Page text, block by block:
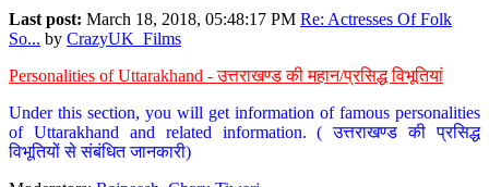
Last post: March 18, 2018, 05:48:17 PM Re: Actresses Of Folk
So... by CrazyUK_Films
Personalities of Uttarakhand - उत्तराखण्ड की महान/प्रसिद्ध विभूतियां
Under this section, you will get information of famous personalities
of Uttarakhand and related information. ( उत्तराखण्ड की प्रसिद्ध
विभूतियों से संबंधित जानकारी)